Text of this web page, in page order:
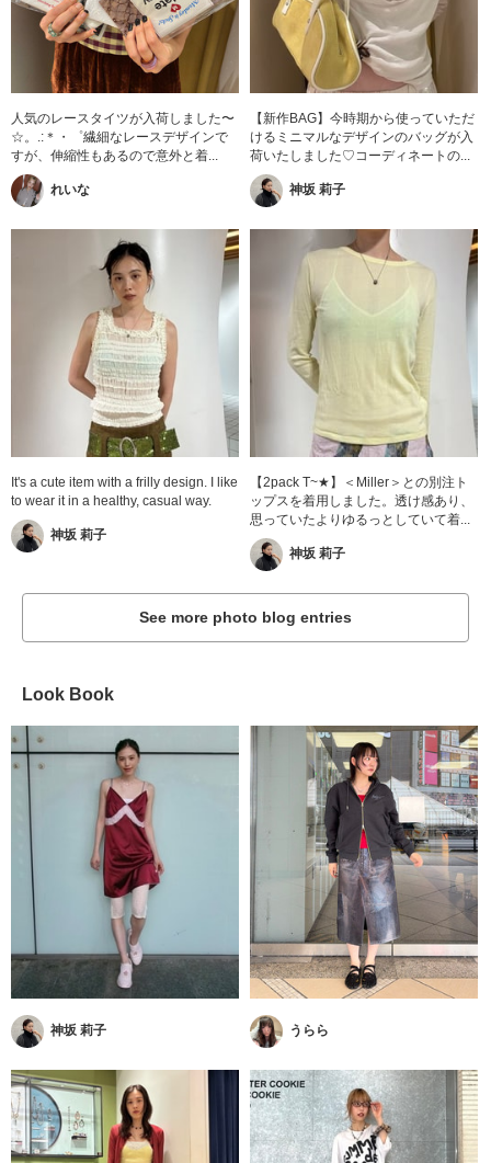
人気のレースタイツが入荷しました〜
☆。.:＊・゜繊細なレースデザインで
すが、伸縮性もあるので意外と着...
れいな
【新作BAG】今時期から使っていただ
けるミニマルなデザインのバッグが入
荷いたしました♡コーディネートの...
神坂 莉子
It's a cute item with a frilly design. I like
to wear it in a healthy, casual way.
神坂 莉子
【2pack T~★】＜Miller＞との別注ト
ップスを着用しました。透け感あり、
思っていたよりゆるっとしていて着...
神坂 莉子
See more photo blog entries
Look Book
神坂 莉子 うらら